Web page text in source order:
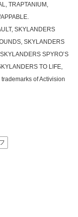
TRAPTANIUM,
SKYLANDERS
SKYLANDERS
SPYRO’S
TO LIFE,
of Activision